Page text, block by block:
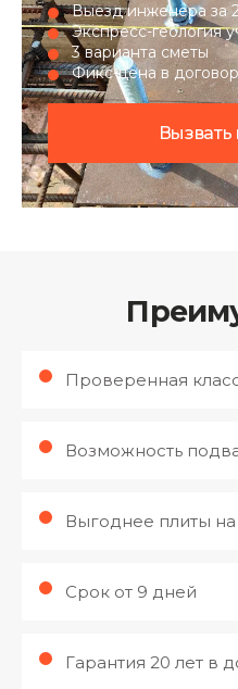
Выезд инженера за
Экспресс-геология
3 варианта сметы
Фикс-цена в
Проверенная
Возможность
Выгоднее плиты на
Срок от 9 дней
Гарантия 20 лет в